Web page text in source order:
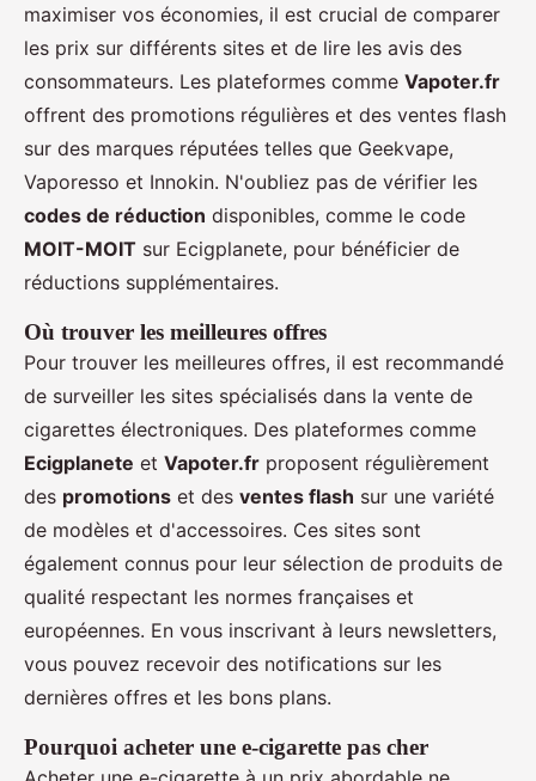
maximiser vos économies, il est crucial de comparer
les prix sur différents sites et de lire les avis des
consommateurs. Les plateformes comme Vapoter.fr
offrent des promotions régulières et des ventes flash
sur des marques réputées telles que Geekvape,
Vaporesso et Innokin. N'oubliez pas de vérifier les
codes de réduction disponibles, comme le code
MOIT-MOIT sur Ecigplanete, pour bénéficier de
réductions supplémentaires.
Où trouver les meilleures offres
Pour trouver les meilleures offres, il est recommandé
de surveiller les sites spécialisés dans la vente de
cigarettes électroniques. Des plateformes comme
Ecigplanete et Vapoter.fr proposent régulièrement
des promotions et des ventes flash sur une variété
de modèles et d'accessoires. Ces sites sont
également connus pour leur sélection de produits de
qualité respectant les normes françaises et
européennes. En vous inscrivant à leurs newsletters,
vous pouvez recevoir des notifications sur les
dernières offres et les bons plans.
Pourquoi acheter une e-cigarette pas cher